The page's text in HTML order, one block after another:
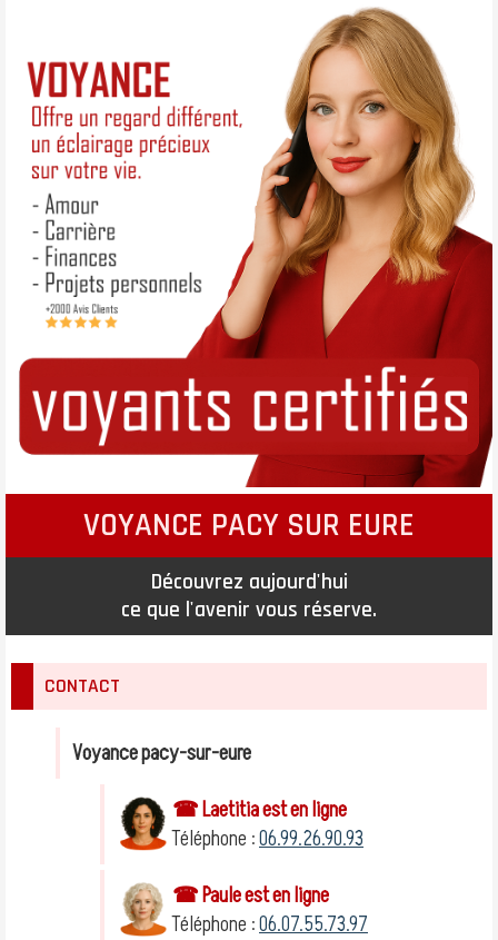
VOYANCE PACY SUR EURE
Découvrez aujourd'hui
ce que l'avenir vous réserve.
CONTACT
Voyance pacy-sur-eure
☎ Laetitia est en ligne
Téléphone :06.99.26.90.93
☎ Paule est en ligne
Téléphone :06.07.55.73.97